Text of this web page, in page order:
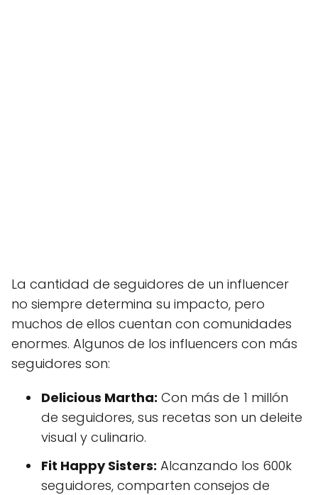
La cantidad de seguidores de un influencer
no siempre determina su impacto, pero
muchos de ellos cuentan con comunidades
enormes. Algunos de los influencers con más
seguidores son:
Delicious Martha: Con más de 1 millón
de seguidores, sus recetas son un deleite
visual y culinario.
Fit Happy Sisters: Alcanzando los 600k
seguidores, comparten consejos de